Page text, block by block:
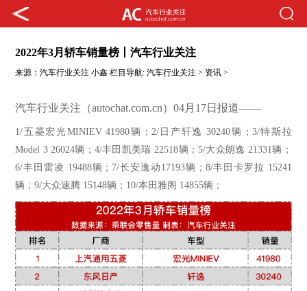
2022年3月轿车销量榜丨汽车行业关注
来源：汽车行业关注 小鑫 栏目导航:汽车行业关注 > 资讯 >
汽车行业关注（autochat.com.cn）04月17日报道——
1/ 五菱宏光MINIEV 41980辆；2/日产轩逸 30240辆；3/特斯拉
Model 3 26024辆；4/丰田凯美瑞 22518辆；5/大众朗逸 21331辆；
6/丰田雷凌 19488辆；7/长安逸动 17193辆；8/丰田卡罗拉 15241
辆；9/大众速腾 15148辆；10/本田雅阁 14855辆；